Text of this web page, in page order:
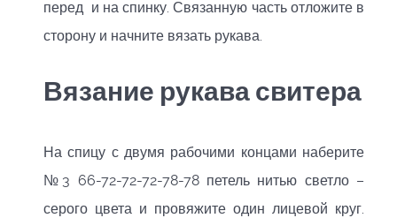
перед и на спинку. Связанную часть отложите в
сторону и начните вязать рукава.
Вязание рукава свитера
На спицу с двумя рабочими концами наберите
№3 66-72-72-72-78-78 петель нитью светло –
серого цвета и провяжите один лицевой круг.